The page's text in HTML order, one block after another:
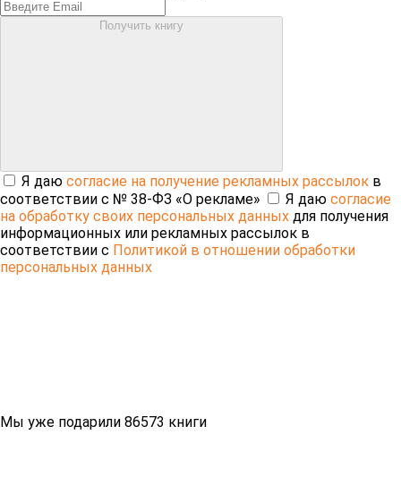
Получить книгу
Я даю согласие на получение рекламных рассылок в
соответствии с № 38-ФЗ «О рекламе»
Я даю согласие
на обработку своих персональных данных для получения
информационных или рекламных рассылок в
соответствии с Политикой в отношении обработки
персональных данных
Мы уже подарили 86573 книги